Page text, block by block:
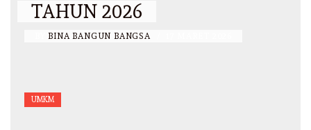
TAHUN 2026
BINA BANGUN BANGSA
UMKM